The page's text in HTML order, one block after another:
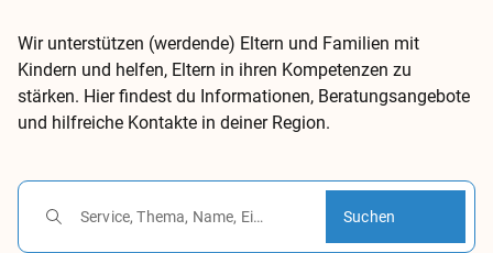
Stadt Kassel
Landkreis Kassel
Kontakt
Datenschutz
Wir unterstützen (werdende) Eltern und Familien mit
Kindern und helfen, Eltern in ihren Kompetenzen zu
stärken. Hier findest du Informationen, Beratungsangebote
und hilfreiche Kontakte in deiner Region.
Suchen